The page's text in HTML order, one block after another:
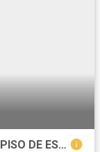
DEPARTAMENTO DE ESTRENO EN 6 ° PISO DE ESTRENO AV. COLIBRÍES FRENTE PARQUE